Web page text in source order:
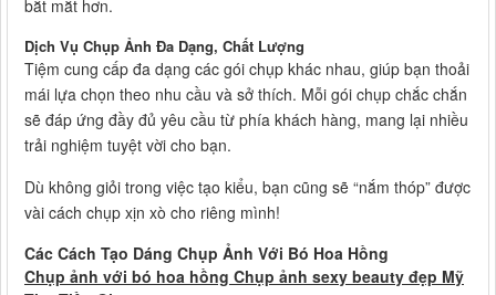
bắt mắt hơn.
Dịch Vụ Chụp Ảnh Đa Dạng, Chất Lượng
Tiệm cung cấp đa dạng các gói chụp khác nhau, giúp bạn thoải
mái lựa chọn theo nhu cầu và sở thích. Mỗi gói chụp chắc chắn
sẽ đáp ứng đầy đủ yêu cầu từ phía khách hàng, mang lại nhiều
trải nghiệm tuyệt vời cho bạn.
Dù không giỏi trong việc tạo kiểu, bạn cũng sẽ “nắm thóp” được
vài cách chụp xịn xò cho riêng mình!
Các Cách Tạo Dáng Chụp Ảnh Với Bó Hoa Hồng
Chụp ảnh với bó hoa hồng Chụp ảnh sexy beauty đẹp Mỹ